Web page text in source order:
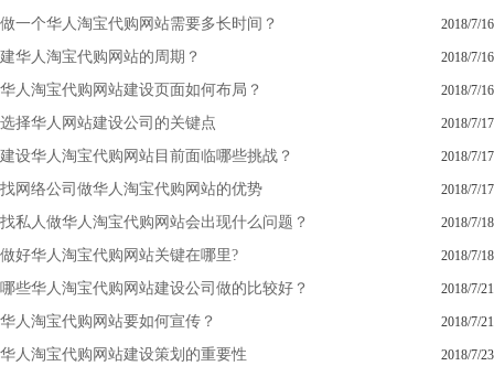
做一个华人淘宝代购网站需要多长时间？ 2018/7/16
建华人淘宝代购网站的周期？ 2018/7/16
华人淘宝代购网站建设页面如何布局？ 2018/7/16
选择华人网站建设公司的关键点 2018/7/17
建设华人淘宝代购网站目前面临哪些挑战？ 2018/7/17
找网络公司做华人淘宝代购网站的优势 2018/7/17
找私人做华人淘宝代购网站会出现什么问题？ 2018/7/18
做好华人淘宝代购网站关键在哪里? 2018/7/18
哪些华人淘宝代购网站建设公司做的比较好？ 2018/7/21
华人淘宝代购网站要如何宣传？ 2018/7/21
华人淘宝代购网站建设策划的重要性 2018/7/23